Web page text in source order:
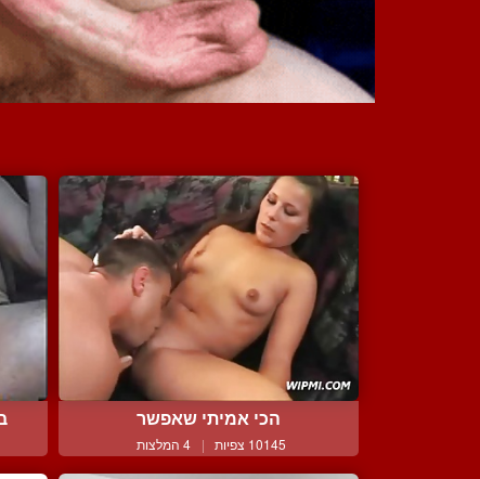
הכי אמיתי שאפשר
10145 צפיות | 4 המלצות